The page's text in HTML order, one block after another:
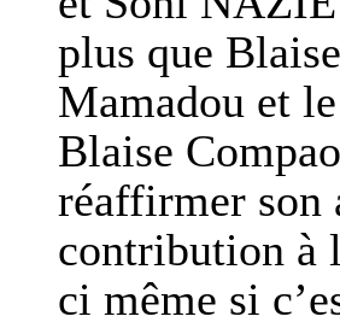
plus que
Mamadou et
Blaise
réaffirmer son
contribution à
ci même si